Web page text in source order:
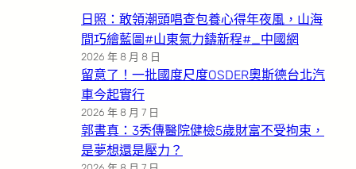
日照：敢領潮頭唱查包養心得年夜風，山海
間巧繪藍圖#山東氣力鑄新程#_中國網
2026 年 8 月 8 日
留意了！一批國度尺度OSDER奧斯德台北汽
車今起實行
2026 年 8 月 7 日
郭書真：3秀傳醫院健檢5歲財富不受拘束，
是夢想還是壓力？